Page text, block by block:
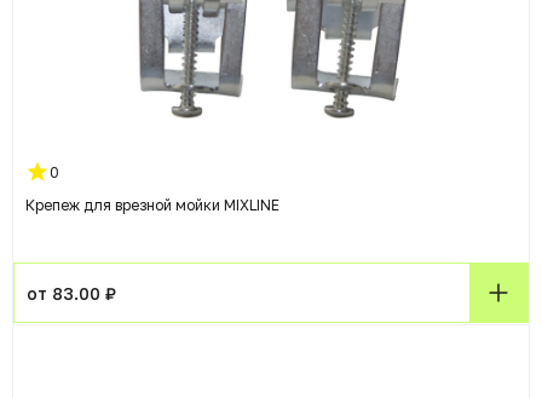
0
Крепеж для врезной мойки MIXLINE
от 83.00 ₽